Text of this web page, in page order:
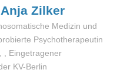
AnjaZilker
Medizin und
Psychotherapeutin
, Eingetragener
KV-Berlin